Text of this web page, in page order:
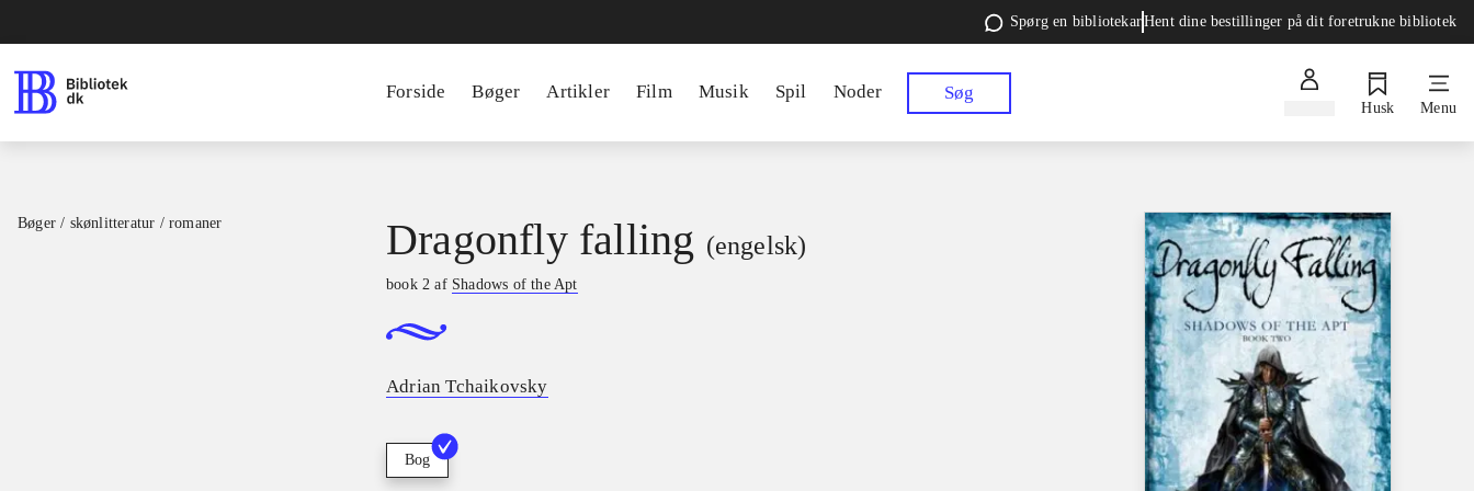
Spørg en bibliotekarHent dine bestillinger på dit foretrukne bibliotek
Forside Bøger Artikler Film Musik Spil Noder Søg
Husk Menu
Bøger / skønlitteratur / romaner Dragonfly falling (engelsk)
book 2 af Shadows of the Apt
Adrian Tchaikovsky
Bog